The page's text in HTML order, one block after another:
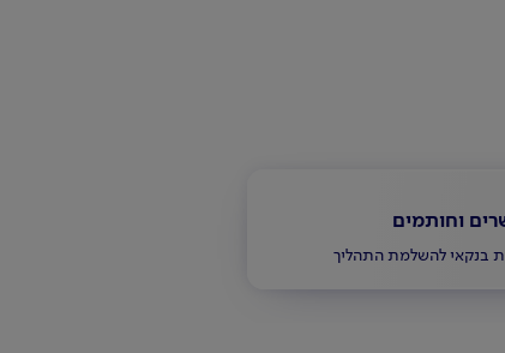
וחותמים
בנקאי להשלמת התהליך